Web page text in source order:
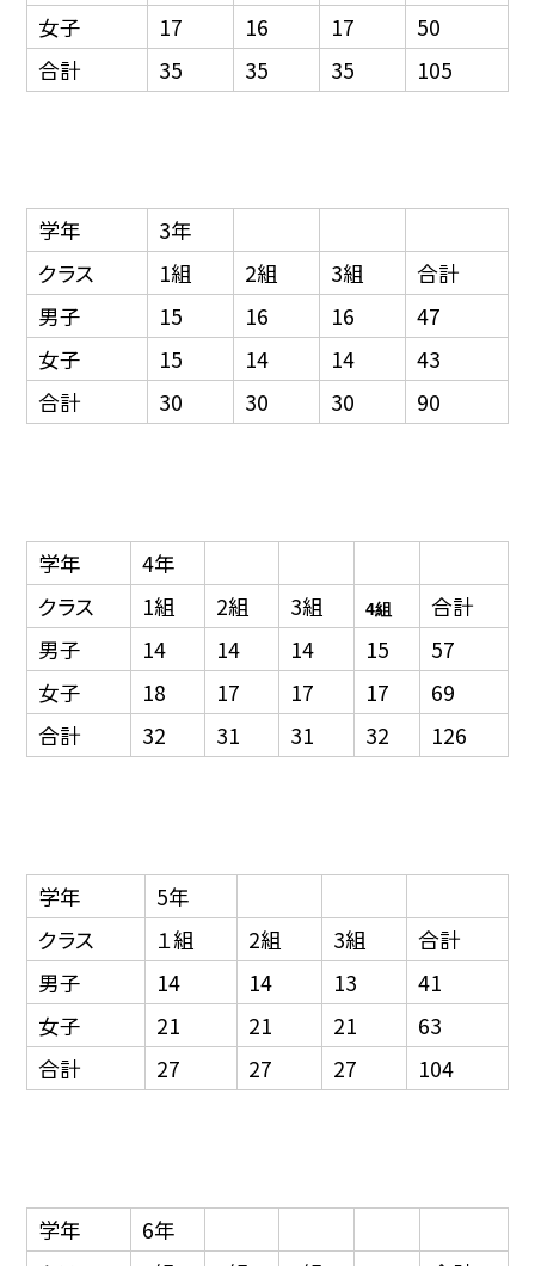
女子
17 16 17
50
合計
35 35 35 105
学年
3年
クラス
1組 2組 3組
合計
男子
15 16 16
47
女子
15 14 14
43
合計
30 30 30 90
学年
4年
クラス
1組 2組 3組 4組
合計
男子
14 14 14 15
57
女子
18 17 17 17
69
合計
32 31 31 32 126
学年
5年
クラス
１組 2組 3組
合計
男子
14 14 13
41
女子
21 21 21
63
合計
27 27 27 104
学年
6年